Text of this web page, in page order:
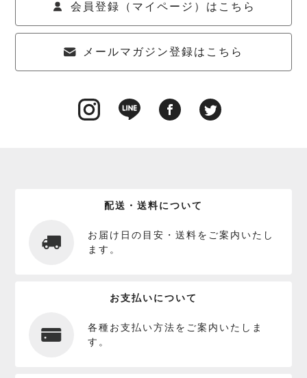
会員登録（マイページ）はこちら
メールマガジン登録はこちら
配送・送料について
お届け日の目安・送料をご案内いたし
ます。
お支払いについて
各種お支払い方法をご案内いたしま
す。